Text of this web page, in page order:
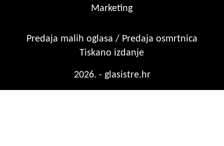
Marketing
Predaja malih oglasa / Predaja osmrtnica
Tiskano izdanje
2026. - glasistre.hr